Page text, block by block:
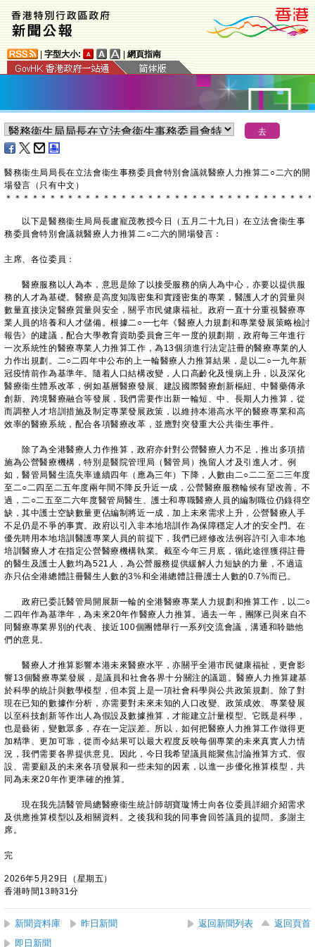
字型大小: 網頁指南
​醫務衞生局局長在立法會衞生事務委員會特別會議就醫療人力推算二○二六的開
場發言（只有中文）
＊ ＊ ＊ ＊ ＊ ＊ ＊ ＊ ＊ ＊ ＊ ＊ ＊ ＊ ＊ ＊ ＊ ＊ ＊ ＊ ＊ ＊ ＊ ＊ ＊ ＊ ＊ ＊ ＊ ＊ ＊ ＊ ＊ ＊ ＊
​ 以下是醫務衞生局局長盧寵茂教授今日（五月二十九日）在立法會衞生事
務委員會特別會議就醫療人力推算二○二六的開場發言：
主席、各位委員：
醫療服務以人為本，意思是除了以接受服務的病人為中心，亦要以提供服
務的人才為基礎。醫療是高度知識密集和實踐密集的專業，醫護人才的質量與
數量直接決定醫療質量與安全，關乎市民健康福祉。政府一直十分重視醫療專
業人員的培養和人才儲備。根據二○一七年《醫療人力規劃和專業發展策略檢討
報告》的建議，配合大學教育資助委員會三年一度的規劃期，政府每三年進行
一次系統性的醫療專業人力推算工作，為13個須進行法定註冊的醫療專業的人
力作出規劃。二○二四年中公布的上一輪醫療人力推算結果，是以二○一九年新
冠疫情前作為基準年。隨着人口結構改變，人口高齡化及慢病上升，以及深化
醫療衞生體系改革，例如基層醫療發展、建設國際醫療創新樞紐、中醫藥傳承
創新、跨境醫療融合等發展，我們需要作出新一輪短、中、長期人力推算，從
而調整人才培訓措施及制定專業發展政策，以維持本港高水平的醫療專業和高
效率的醫療系統，配合各項醫療改革，並應對突發重大公共衞生事件。
除了為全港醫療人力作推算，政府亦針對公營醫療人力不足，推出多項措
施為公營醫療機構，特別是醫院管理局（醫管局）挽留人才及引進人才。例
如，醫管局醫生流失率連續四年（應為三年）下降，人數由二○二二至二三年度
至二○二四至二五年度兩年間不降反升近一成，公營醫療服務輪候有望改善。不
過，二○二五至二六年度醫管局醫生、護士和專職醫療人員的編制職位仍錄得空
缺，其中護士空缺數量更佔編制將近一成，加上未來需求上升，公營醫療人手
不足仍是不爭的事實。政府以引入非本地培訓作為保障穩定人才的安全門。在
優先聘用本地培訓醫護專業人員的前提下，我們已經修改法例容許引入非本地
培訓醫療人才在指定公營醫療機構執業。截至今年三月底，循此途徑獲得註冊
的醫生及護士人數均為521人，為公營服務提供緩解人力短缺的力量，不過這
亦只佔全港總體註冊醫生人數的3%和全港總體註冊護士人數的0.7%而已。
政府已委託醫管局開展新一輪的全港醫療專業人力規劃和推算工作，以二○
二四年作為基準年，為未來20年作醫療人力推算。過去一年，團隊已與來自不
同醫療專業界別的代表、接近100個團體舉行一系列交流會議，溝通和聆聽他
們的意見。
醫療人才推算影響本港未來醫療水平，亦關乎全港市民健康福祉，更會影
響13個醫療專業發展，是議員和社會各界十分關注的議題。醫療人力推算建基
於科學的統計與數學模型，但本質上是一項社會科學與公共政策規劃。除了對
現在已知的數據作分析，亦需要對未來未知的人口改變、政策成效、專業發展
以至科技創新等作出人為假設及數據推算，才能建立計量模型。它既是科學，
也是藝術，變數眾多，存在一定誤差。所以，如何把醫療人力推算工作做得更
加精準、更加可靠，從而令結果可以最大程度反映每個專業的未來真實人力情
況，我們需要各界提供意見。因此，今日我希望議員能聚焦討論推算方式、假
設、需要顧及的未來各項發展和一些未知的因素，以進一步優化推算模型，共
同為未來20年作更準確的推算。
現在我先請醫管局總醫療衞生統計師胡寶璇博士向各位委員詳細介紹需求
及供應推算模型以及相關資料。之後我和我的同事會回答議員的提問。多謝主
席。
完
2026年5月29日（星期五）
香港時間13時31分
新聞資料庫 昨日新聞 返回新聞列表
返回頁首
即日新聞